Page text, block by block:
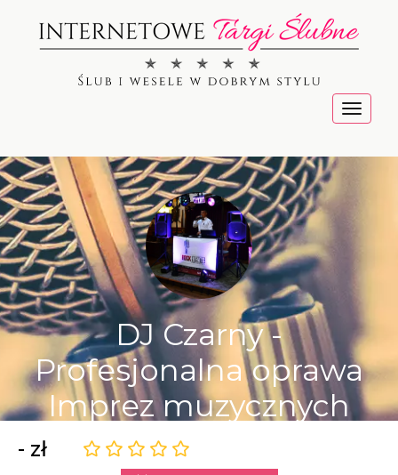
Menu
DJ Czarny -
Profesjonalna oprawa
Imprez muzycznych
- zł